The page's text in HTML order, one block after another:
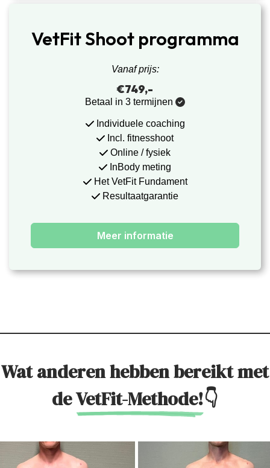
VetFit Shoot programma
Vanaf prijs:
€749,-
Betaal in 3 termijnen
Individuele coaching
Incl. fitnesshoot
Online / fysiek
InBody meting
Het VetFit Fundament
Resultaatgarantie
Meer informatie
Wat anderen hebben bereikt met
deVetFit-Methode!👇